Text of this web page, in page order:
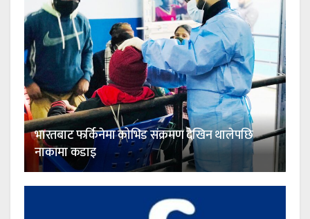
भारतबाट फर्किनेमा कोभिड संक्रमण देखिन थालेपछि
नाकामा कडाइ